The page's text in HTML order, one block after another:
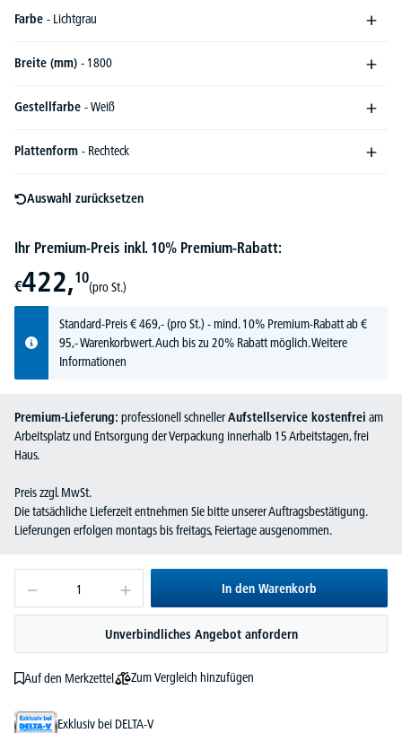
Farbe - Lichtgrau
Breite (mm) - 1800
Gestellfarbe - Weiß
Plattenform - Rechteck
Auswahl zurücksetzen
Ihr Premium-Preis inkl. 10% Premium-Rabatt:
€422,10
(pro St.)
Standard-Preis€469,-(pro St.) - mind. 10% Premium-Rabatt ab €
95,- Warenkorbwert. Auch bis zu 20% Rabatt möglich.Weitere
Informationen
Premium-Lieferung: professionell schnellerAufstellservice kostenfrei am
Arbeitsplatz und Entsorgung der Verpackung innerhalb 15 Arbeitstagen, frei
Haus.
Preis zzgl. MwSt.
Die tatsächliche Lieferzeit entnehmen Sie bitte unserer Auftragsbestätigung.
Lieferungen erfolgen montags bis freitags, Feiertage ausgenommen.
In den Warenkorb
Unverbindliches Angebot anfordern
Auf den Merkzettel Zum Vergleich hinzufügen
Exklusiv bei DELTA-V